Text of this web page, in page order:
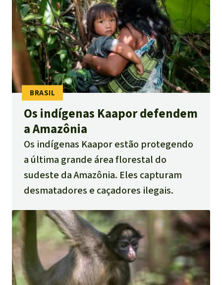
Os indígenas Kaapor defendem
a Amazônia
Os indígenas Kaapor estão protegendo
a última grande área florestal do
sudeste da Amazônia. Eles capturam
desmatadores e caçadores ilegais.